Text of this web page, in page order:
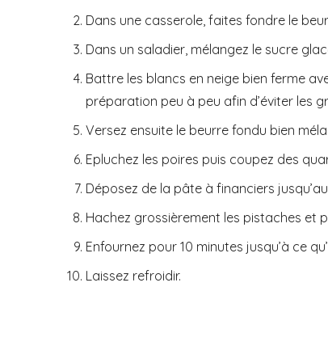
Dans une casserole, faites fondre le
Dans un saladier, mélangez le sucre
Battre les blancs en neige bien ferme
préparation peu à peu afin d’éviter les
Versez ensuite le beurre fondu bien
Epluchez les poires puis coupez des
Déposez de la pâte à financiers
Hachez grossièrement les pistaches et
Enfournez pour 10 minutes jusqu’à ce
Laissez refroidir.